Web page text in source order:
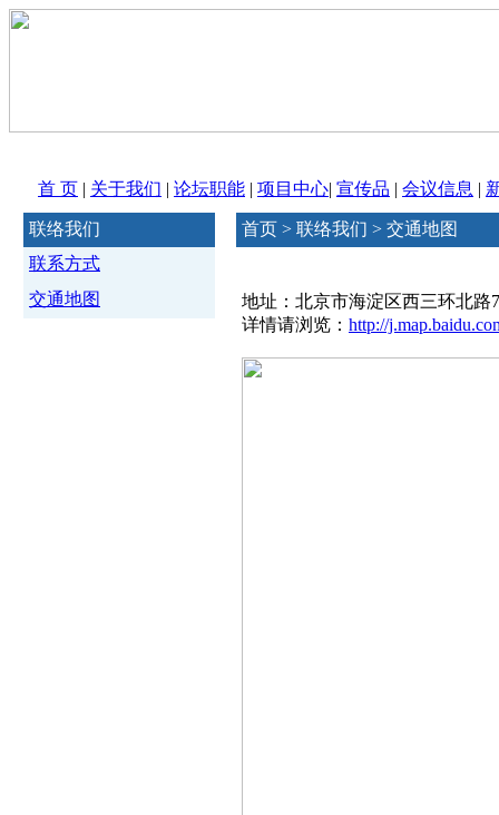
首 页 | 关于我们 | 论坛职能 | 项目中心| 宣传品 | 会议信息 |
联络我们
联系方式
交通地图
首页 > 联络我们 > 交通地图
地址：北京市海淀区西三环北路
详情请浏览： http://